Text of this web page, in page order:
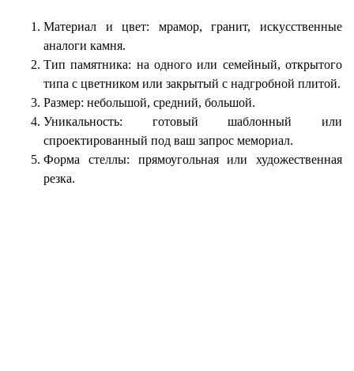
Материал и цвет: мрамор, гранит, искусственные
аналоги камня.
Тип памятника: на одного или семейный, открытого
типа с цветником или закрытый с надгробной плитой.
Размер: небольшой, средний, большой.
Уникальность: готовый шаблонный или
спроектированный под ваш запрос мемориал.
Форма стеллы: прямоугольная или художественная
резка.